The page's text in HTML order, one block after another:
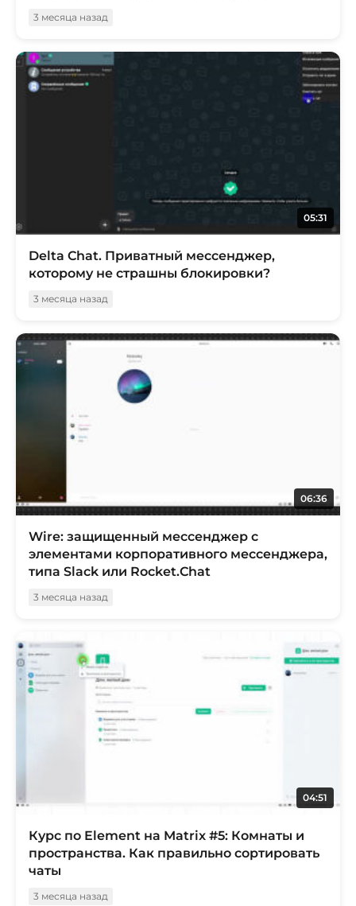
3 месяца назад
05:31
Delta Chat. Приватный мессенджер,
которому не страшны блокировки?
3 месяца назад
06:36
Wire: защищенный мессенджер с
элементами корпоративного мессенджера,
типа Slack или Rocket.Chat
3 месяца назад
04:51
Курс по Element на Matrix #5: Комнаты и
пространства. Как правильно сортировать
чаты
3 месяца назад